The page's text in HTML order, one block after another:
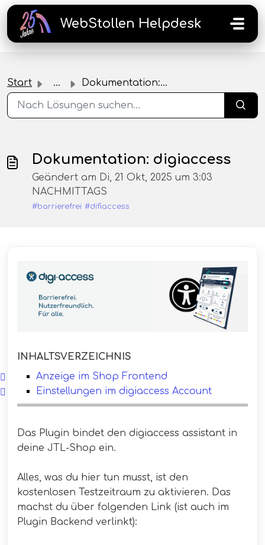
Zum hauptsächlichen Inhalt gehen
WebStollen Helpdesk
Start ... Dokumentation: digiaccess
Dokumentation: digiaccess
Geändert am Di, 21 Okt, 2025 um 3:03
NACHMITTAGS
#barrierefrei #difiaccess
INHALTSVERZEICHNIS
Anzeige im Shop Frontend
Einstellungen im digiaccess Account
Das Plugin bindet den digiaccess assistant in
deine JTL-Shop ein.
Alles, was du hier tun musst, ist den
kostenlosen Testzeitraum zu aktivieren. Das
machst du über folgenden Link (ist auch im
Plugin Backend verlinkt):